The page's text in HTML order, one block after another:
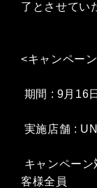
了とさせてい
<キャンペー
期間 : 9月 16日
実施店舗 :
キャンペーン
客様全員